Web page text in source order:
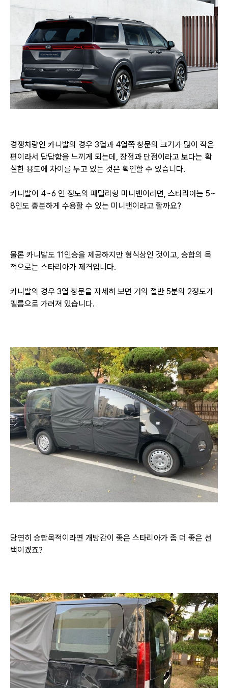
경쟁차량인 카니발의 경우 3열과 4열쪽 창문의 크기가 많이 작은
편이라서 답답함을 느끼게 되는데, 장점과 단점이라고 보다는 확
실한 용도에 차이를 두고 있는 것은 확인할 수 있습니다.
카니발이 4~6 인 정도의 패밀리형 미니밴이라면, 스타리아는 5~
8인도 충분하게 수용할 수 있는 미니밴이라고 할까요?
물론 카니발도 11인승을 제공하지만 형식상인 것이고, 승합의 목
적으로는 스타리아가 제격입니다.
카니발의 경우 3열 창문을 자세히 보면 거의 절반 5분의 2정도가
필름으로 가려져 있습니다.
당연히 승합목적이라면 개방감이 좋은 스타리아가 좀 더 좋은 선
택이겠죠?